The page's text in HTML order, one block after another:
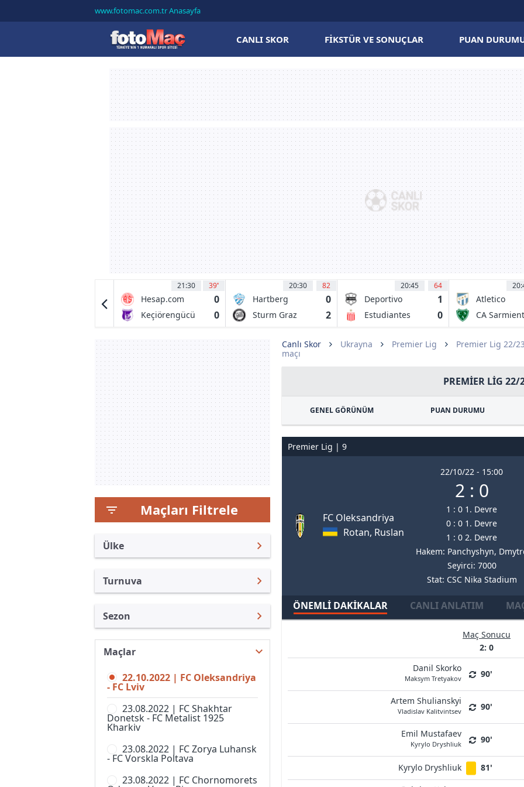
www.fotomac.com.tr Anasayfa
CANLI SKOR FIKSTÜR VE SONUÇLAR PUAN
0
21:30 39'
Hesap.com
Antalyaspor
0
Keçiörengücü 0
20:30 82
Hartberg 0
Sturm Graz 2
20:45 64
Deportivo
Riestra AFBC
1
Estudiantes
0
Atletico
Tucuman
CA
Maçları Filtrele
Ülke
Ukrayna
Türkiye
Uluslararası
Uluslararası Kulüpler
Turkiye
İngiltere
İspanya
Almanya Amatör
Turnuva
Persha Ligi
Süper Kupa
U21 Şampiyonası
Ukrayna Kupası
Sezon
Premier Lig 26/27
Premier Lig 25/26
Premier Lig 24/25
Premier Lig 23/24
Premier Lig 21/22
Premier Lig 20/21
Maçlar
22.10.2022 | FC Oleksandriya
- FC Lviv
23.08.2022 | FC Shakhtar
Donetsk - FC Metalist 1925
Kharkiv
23.08.2022 | FC Zorya Luhansk
- FC Vorskla Poltava
23.08.2022 | FC Chornomorets
Canlı Skor Ukrayna Premier Lig Premier Lig 22/
maçı
PREMIER LIG 22/
GENEL GÖRÜNÜM PUAN DURUMU
Premier Lig | 9
FC Oleksandriya
Rotan, Ruslan
22/10/22 - 15:00
2 : 0
1 : 0 1. Devre
0 : 0 1. Devre
1 : 0 2. Devre
Hakem: Panchyshyn,
Seyirci: 7000
Stat: CSC Nika Stadium
ÖNEMLI DAKIKALAR CANLI ANLATIM
Maç Sonucu
2: 0
Danil Skorko
Maksym Tretyakov 90'
Artem Shulianskyi
Vladislav Kalitvintsev 90'
Emil Mustafaev
Kyrylo Dryshliuk 90'
Kyrylo Dryshliuk
81'